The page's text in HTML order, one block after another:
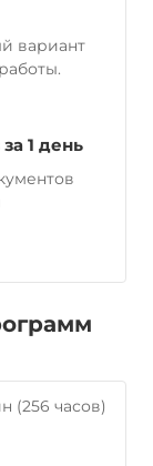
вариант
1 день
(256 часов)